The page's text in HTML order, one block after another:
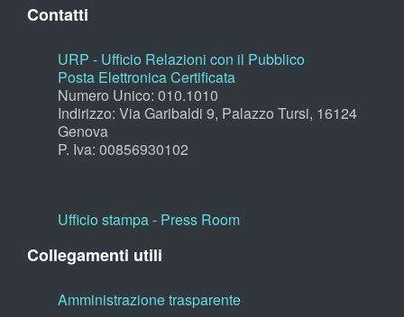
Contatti
URP - Ufficio Relazioni con il Pubblico
Posta Elettronica Certificata
Numero Unico: 010.1010
Indirizzo: Via Garibaldi 9, Palazzo Tursi, 16124
Genova
P. Iva: 00856930102
Ufficio stampa - Press Room
Collegamenti utili
Amministrazione trasparente